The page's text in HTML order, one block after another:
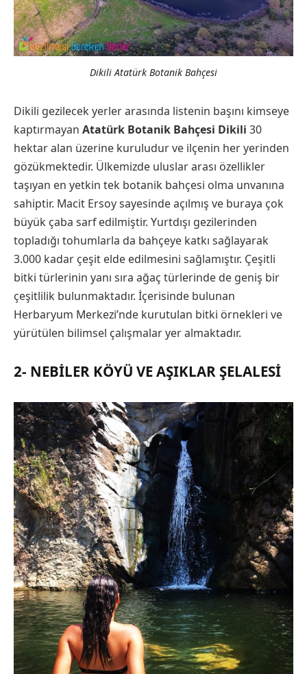
Dikili Atatürk Botanik Bahçesi
Dikili gezilecek yerler arasında listenin başını kimseye
kaptırmayan Atatürk Botanik Bahçesi Dikili 30
hektar alan üzerine kuruludur ve ilçenin her yerinden
gözükmektedir. Ülkemizde uluslar arası özellikler
taşıyan en yetkin tek botanik bahçesi olma unvanına
sahiptir. Macit Ersoy sayesinde açılmış ve buraya çok
büyük çaba sarf edilmiştir. Yurtdışı gezilerinden
topladığı tohumlarla da bahçeye katkı sağlayarak
3.000 kadar çeşit elde edilmesini sağlamıştır. Çeşitli
bitki türlerinin yanı sıra ağaç türlerinde de geniş bir
çeşitlilik bulunmaktadır. İçerisinde bulunan
Herbaryum Merkezi’nde kurutulan bitki örnekleri ve
yürütülen bilimsel çalışmalar yer almaktadır.
2- NEBILER KÖYÜ VE AŞIKLAR ŞELALESI